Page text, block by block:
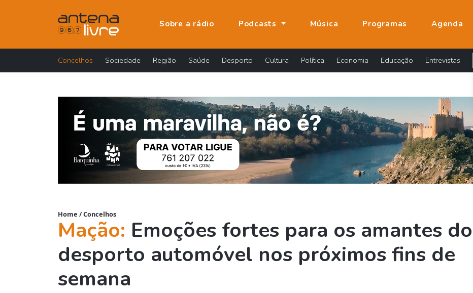
Sobre a rádio Podcasts Música Programas Agenda
Concelhos Sociedade Região Saúde Desporto Cultura Política Economia Educação Entrevistas
Home /Concelhos
Mação: Emoções fortes para os amantes do
desporto automóvel nos próximos fins de
semana